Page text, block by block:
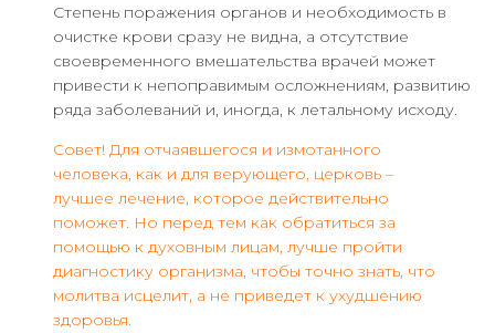
Степень поражения органов и необходимость в
очистке крови сразу не видна, а отсутствие
своевременного вмешательства врачей может
привести к непоправимым осложнениям, развитию
ряда заболеваний и, иногда, к летальному исходу.
Совет! Для отчаявшегося и измотанного
человека, как и для верующего, церковь –
лучшее лечение, которое действительно
поможет. Но перед тем как обратиться за
помощью к духовным лицам, лучше пройти
диагностику организма, чтобы точно знать, что
молитва исцелит, а не приведет к ухудшению
здоровья.